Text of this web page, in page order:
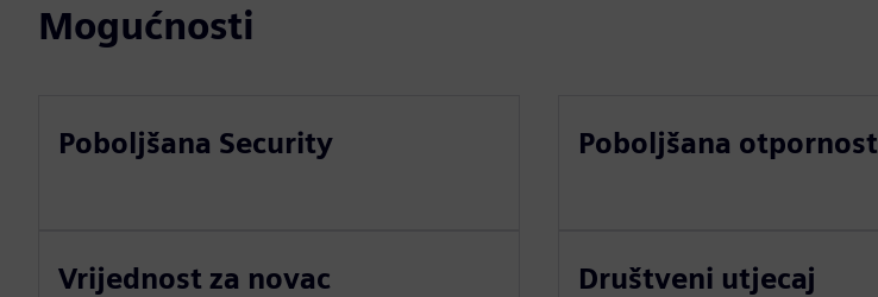
Mogućnosti
Poboljšana Security Poboljšana otpornost
Vrijednost za novac Društveni utjecaj